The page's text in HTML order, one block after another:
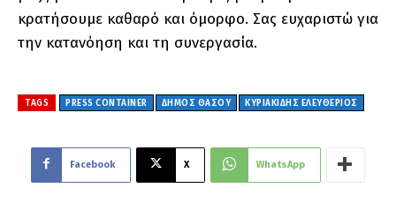
κρατήσουμε καθαρό και όμορφο. Σας ευχαριστώ για
την κατανόηση και τη συνεργασία.
TAGS PRESS CONTAINER ΔΗΜΟΣ ΘΑΣΟΥ ΚΥΡΙΑΚΙΔΗΣ ΕΛΕΥΘΕΡΙΟΣ
Facebook X WhatsApp